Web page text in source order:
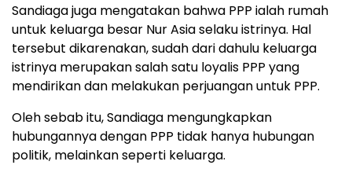
Sandiaga juga mengatakan bahwa PPP ialah rumah
untuk keluarga besar Nur Asia selaku istrinya. Hal
tersebut dikarenakan, sudah dari dahulu keluarga
istrinya merupakan salah satu loyalis PPP yang
mendirikan dan melakukan perjuangan untuk PPP.
Oleh sebab itu, Sandiaga mengungkapkan
hubungannya dengan PPP tidak hanya hubungan
politik, melainkan seperti keluarga.